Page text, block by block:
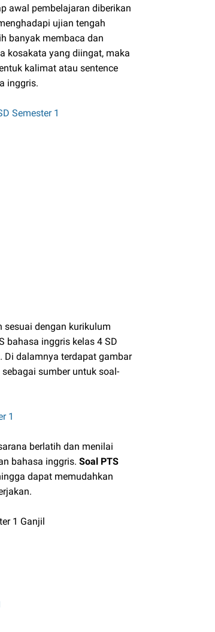
awal pembelajaran diberikan
ujian tengah
banyak membaca dan
kosakata yang diingat, maka
kalimat atau sentence
inggris.
Semester 1
dengan kurikulum
bahasa inggris kelas 4 SD
Di dalamnya terdapat gambar
sumber untuk soal-
1
berlatih dan menilai
bahasa inggris. Soal PTS
dapat memudahkan
1 Ganjil